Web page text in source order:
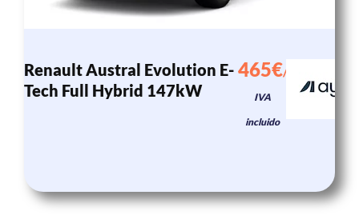
Renault Austral Evolution E-
Tech Full Hybrid 147kW
465€/mes
IVA
incluido